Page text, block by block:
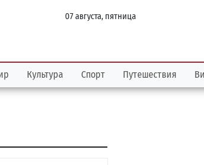
07 августа, пятница
Культура Спорт Путешествия